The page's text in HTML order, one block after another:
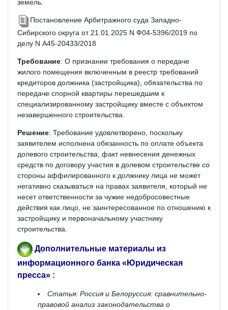
земель.
Постановление Арбитражного суда Западно-
Сибирского округа от 21.01.2025 N Ф04-5396/2019 по
делу N А45-20433/2018
Требование: О признании требования о передаче
жилого помещения включенным в реестр требований
кредиторов должника (застройщика), обязательства по
передаче спорной квартиры перешедшим к
специализированному застройщику вместе с объектом
незавершенного строительства.
Решение: Требование удовлетворено, поскольку
заявителем исполнена обязанность по оплате объекта
долевого строительства, факт невнесения денежных
средств по договору участия в долевом строительстве со
стороны аффилированного к должнику лица не может
негативно сказываться на правах заявителя, который не
несет ответственности за чужие недобросовестные
действия как лицо, не заинтересованное по отношению к
застройщику и первоначальному участнику
строительства.
Дополнительные материалы из
информационного банка «Юридическая
пресса» :
Статья: Россия и Белоруссия: сравнительно-
правовой анализ законодательства о